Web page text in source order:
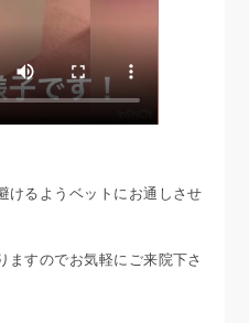
けるようベットにお通しさせ
ますのでお気軽にご来院下さ